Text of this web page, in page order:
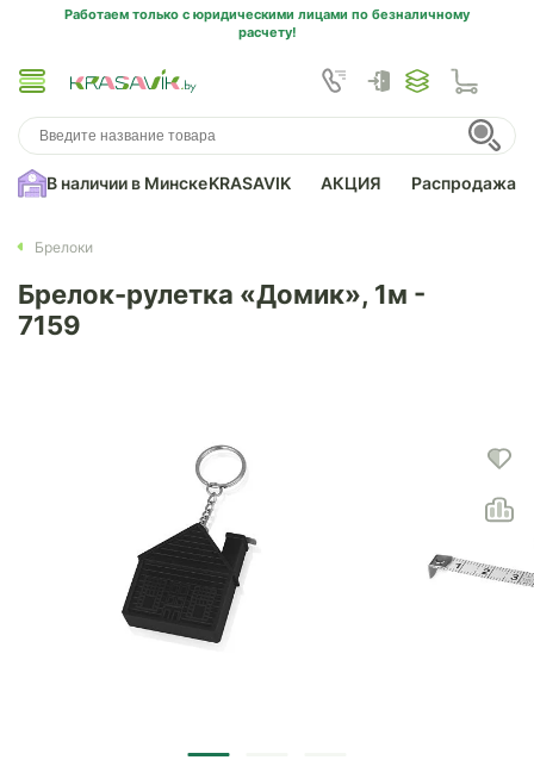
Работаем только с юридическими лицами по безналичному
расчету!
В наличии в МинскеKRASAVIK АКЦИЯ Распродажа
Брелоки
Брелок-рулетка «Домик», 1м -
7159